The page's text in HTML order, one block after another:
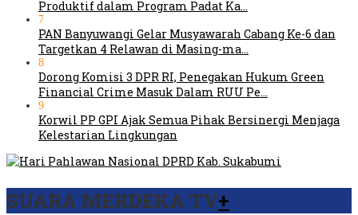
Produktif dalam Program Padat Ka…
7
PAN Banyuwangi Gelar Musyawarah Cabang Ke-6 dan
Targetkan 4 Relawan di Masing-ma…
8
Dorong Komisi 3 DPR RI, Penegakan Hukum Green
Financial Crime Masuk Dalam RUU Pe…
9
Korwil PP GPI Ajak Semua Pihak Bersinergi Menjaga
Kelestarian Lingkungan
SUARA MERDEKA TV+